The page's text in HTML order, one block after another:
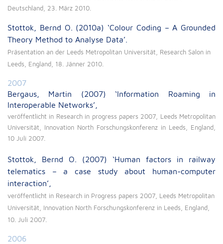
Deutschland, 23. März 2010.
Stottok, Bernd O. (2010a) ‘Colour Coding – A Grounded
Theory Method to Analyse Data’.
Präsentation an der Leeds Metropolitan Universität, Research Salon in
Leeds, England, 18. Jänner 2010.
2007
Bergaus, Martin (2007) ‘Information Roaming in
Interoperable Networks’,
veröffentlicht in Research in progress papers 2007, Leeds Metropolitan
Universität, Innovation North Forschungskonferenz in Leeds, England,
10 Juli 2007.
Stottok, Bernd O. (2007) ‘Human factors in railway
telematics – a case study about human-computer
interaction’,
veröffentlicht in Research in Progress papers 2007, Leeds Metropolitan
Universität, Innovation North Forschungskonferenz in Leeds, England,
10. Juli 2007.
2006